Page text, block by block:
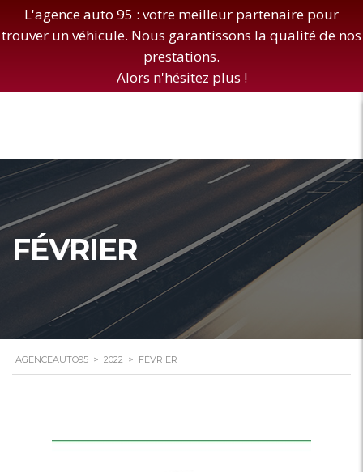
L'agence auto 95 : votre meilleur partenaire pour
trouver un véhicule. Nous garantissons la qualité de nos
prestations.
Alors n'hésitez plus !
FÉVRIER
AGENCEAUTO95 > 2022 > FÉVRIER